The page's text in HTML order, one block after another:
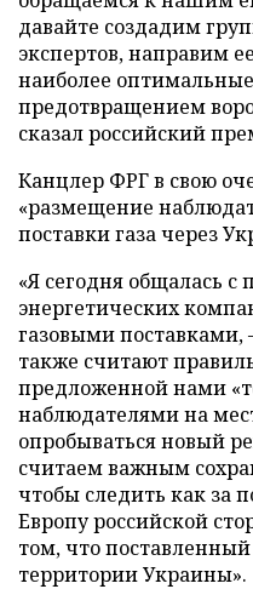
давайте создадим
экспертов, направим
наиболее
предотвращением
сказал российский
Канцлер ФРГ в свою
«размещение
поставки газа через
«Я сегодня общалась
энергетических
газовыми
также считают
предложенной нами
наблюдателями на
опробываться новый
считаем важным
чтобы следить как за
Европу российской
том, что поставленный
территории Украины».